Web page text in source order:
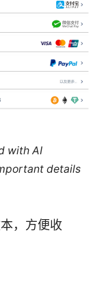
with AI
details
，方便收